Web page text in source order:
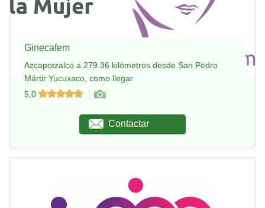
Ginecafem
Azcapotzalco a 279.36 kilómetros desde San Pedro
Mártir Yucuxaco, como llegar
5,0
Contactar